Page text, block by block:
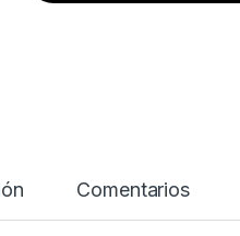
Comentarios